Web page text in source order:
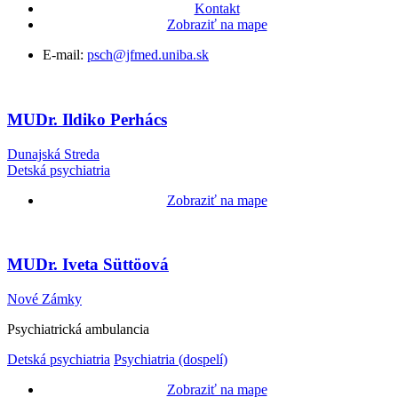
Kontakt
Zobraziť na mape
E-mail: psch@jfmed.uniba.sk
MUDr. Ildiko Perhács
Dunajská Streda
Detská psychiatria
Zobraziť na mape
MUDr. Iveta Süttöová
Nové Zámky
Psychiatrická ambulancia
Detská psychiatria Psychiatria (dospelí)
Zobraziť na mape